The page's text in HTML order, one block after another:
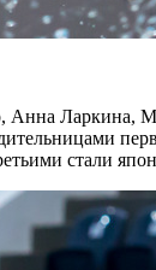
Анна Ларкина,
стали